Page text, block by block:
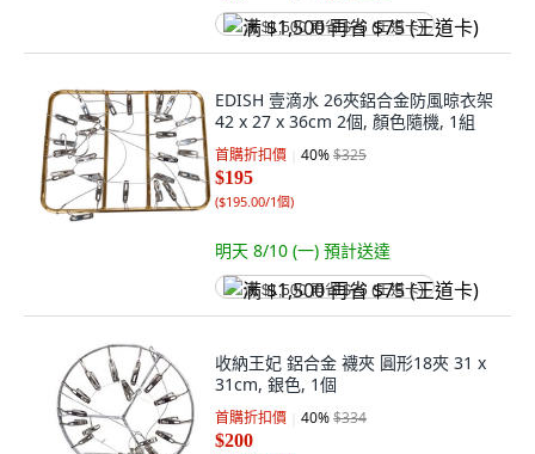
满 $1,500 再省 $75 (王道卡)
EDISH 壹滴水 26夾鋁合金防風晾衣架
42 x 27 x 36cm 2個, 顏色隨機, 1組
首購折扣價 40%$325
$195
($195.00/1個)
明天 8/10 (一) 預計送達
满 $1,500 再省 $75 (王道卡)
收納王妃 鋁合金 襪夾 圓形18夾 31 x
31cm, 銀色, 1個
首購折扣價 40%$334
$200